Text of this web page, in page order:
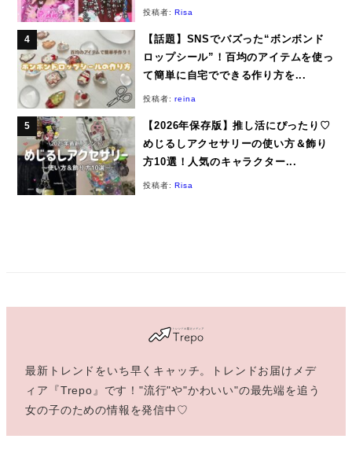
投稿者:Risa
【話題】SNSでバズった“ボンボンド
ロップシール”！百均のアイテムを使っ
て簡単に自宅でできる作り方を...
投稿者:reina
【2026年保存版】推し活にぴったり♡
めじるしアクセサリーの使い方＆飾り
方10選！人気のキャラクター...
投稿者:Risa
最新トレンドをいち早くキャッチ。トレンドお届けメデ
ィア『Trepo』です！"流行"や"かわいい"の最先端を追う
女の子のための情報を発信中♡